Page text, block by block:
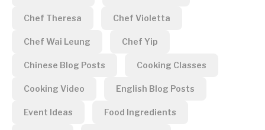
Chef Theresa Chef Violetta
Chef Wai Leung Chef Yip
Chinese Blog Posts Cooking Classes
Cooking Video English Blog Posts
Event Ideas Food Ingredients